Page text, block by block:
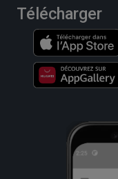
Télécharger